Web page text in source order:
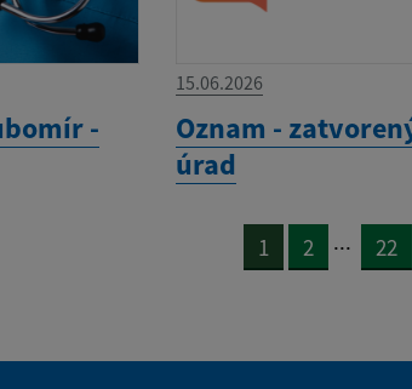
-
15.06.2026
Oznam -
úrad
1 2 ... 22